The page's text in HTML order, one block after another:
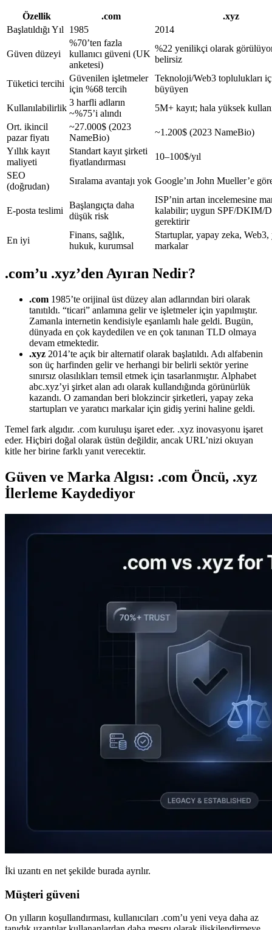
Özellik .com
.xyz
Başlatıldığı Yıl
1985 2014
Güven düzeyi
%70’ten fazla
kullanıcı güveni (UK
anketesi)
%22 yenilikçi olarak
belirsiz
Tüketici tercihi
Güvenilen işletmeler
için %68 tercih
Teknoloji/Web3 toplulukları
büyüyen
Kullanılabilirlik
3 harfli adların
~%75’i alındı
5M+ kayıt; hala yüksek
Ort. ikincil
pazar fiyatı
~27.000$ (2023
NameBio)
~1.200$ (2023 NameBio)
Yıllık kayıt
maliyeti
Standart kayıt şirketi
fiyatlandırması
10–100$/yıl
SEO
(doğrudan)
Sıralama avantajı yok Google’ın John Mueller’e
E-posta teslimi
Başlangıçta daha
düşük risk
ISP’nin artan incelemesine
kalabilir; uygun SPF/DKIM/
gerektirir
En iyi
Finans, sağlık,
hukuk, kurumsal
Startuplar, yapay zeka, Web3,
markalar
.com’u .xyz’den Ayıran Nedir?
.com 1985’te orijinal üst düzey alan adlarından biri olarak
tanıtıldı. “ticari” anlamına gelir ve işletmeler için yapılmıştır.
Zamanla internetin kendisiyle eşanlamlı hale geldi. Bugün,
dünyada en çok kaydedilen ve en çok tanınan TLD olmaya
devam etmektedir.
.xyz 2014’te açık bir alternatif olarak başlatıldı. Adı alfabenin
son üç harfinden gelir ve herhangi bir belirli sektör yerine
sınırsız olasılıkları temsil etmek için tasarlanmıştır. Alphabet
abc.xyz’yi şirket alan adı olarak kullandığında görünürlük
kazandı. O zamandan beri blokzincir şirketleri, yapay zeka
startupları ve yaratıcı markalar için gidiş yerini haline geldi.
Temel fark algıdır. .com kuruluşu işaret eder. .xyz inovasyonu işaret
eder. Hiçbiri doğal olarak üstün değildir, ancak URL’nizi okuyan
kitle her birine farklı yanıt verecektir.
Güven ve Marka Algısı: .com Öncü, .xyz
İlerleme Kaydediyor
İki uzantı en net şekilde burada ayrılır.
Müşteri güveni
On yılların koşullandırması, kullanıcıları .com’u yeni veya daha az